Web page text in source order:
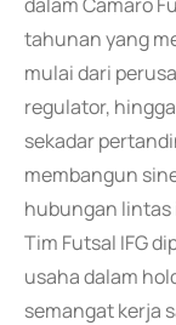
tahunan yang
mulai dari
regulator,
sekadar
membangun
hubungan
Tim Futsal IFG
usaha dalam
semangat kerja